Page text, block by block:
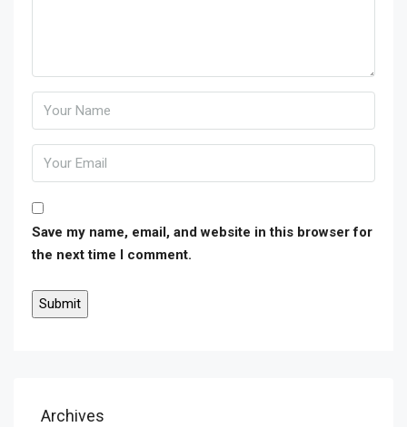
Save my name, email, and website in this browser for
the next time I comment.
Archives